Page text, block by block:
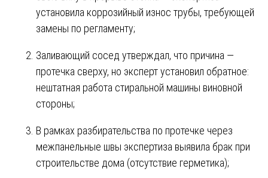
установила коррозийный износ трубы, требующей
замены по регламенту;
Заливающий сосед утверждал, что причина —
протечка сверху, но эксперт установил обратное:
нештатная работа стиральной машины виновной
стороны;
В рамках разбирательства по протечке через
межпанельные швы экспертиза выявила брак при
строительстве дома (отсутствие герметика);